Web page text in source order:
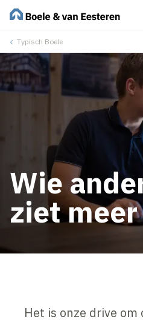
Typisch Boele
Wie
ziet meer
Het is onze drive